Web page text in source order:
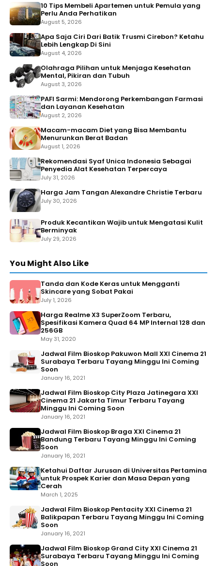
10 Tips Membeli Apartemen untuk Pemula yang
Perlu Anda Perhatikan
August 5, 2026
Apa Saja Ciri Dari Batik Trusmi Cirebon? Ketahu
Lebih Lengkap Di Sini
August 4, 2026
Olahraga Pilihan untuk Menjaga Kesehatan
Mental, Pikiran dan Tubuh
August 3, 2026
PAFI Sarmi: Mendorong Perkembangan Farmasi
dan Layanan Kesehatan
August 2, 2026
Macam-macam Diet yang Bisa Membantu
Menurunkan Berat Badan
August 1, 2026
Rekomendasi Syaf Unica Indonesia Sebagai
Penyedia Alat Kesehatan Terpercaya
July 31, 2026
Harga Jam Tangan Alexandre Christie Terbaru
July 30, 2026
Produk Kecantikan Wajib untuk Mengatasi Kulit
Berminyak
July 29, 2026
You Might Also Like
Tanda dan Kode Keras untuk Mengganti
Skincare yang Sobat Pakai
July 1, 2026
Harga Realme X3 SuperZoom Terbaru,
Spesifikasi Kamera Quad 64 MP Internal 128 dan
256GB
May 31, 2020
Jadwal Film Bioskop Pakuwon Mall XXI Cinema 21
Surabaya Terbaru Tayang Minggu Ini Coming
Soon
January 16, 2021
Jadwal Film Bioskop City Plaza Jatinegara XXI
Cinema 21 Jakarta Timur Terbaru Tayang
Minggu Ini Coming Soon
January 16, 2021
Jadwal Film Bioskop Braga XXI Cinema 21
Bandung Terbaru Tayang Minggu Ini Coming
Soon
January 16, 2021
Ketahui Daftar Jurusan di Universitas Pertamina
untuk Prospek Karier dan Masa Depan yang
Cerah
March 1, 2025
Jadwal Film Bioskop Pentacity XXI Cinema 21
Balikpapan Terbaru Tayang Minggu Ini Coming
Soon
January 16, 2021
Jadwal Film Bioskop Grand City XXI Cinema 21
Surabaya Terbaru Tayang Minggu Ini Coming
Soon